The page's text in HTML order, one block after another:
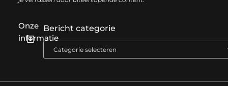
Onze
informatie
Bericht categorie